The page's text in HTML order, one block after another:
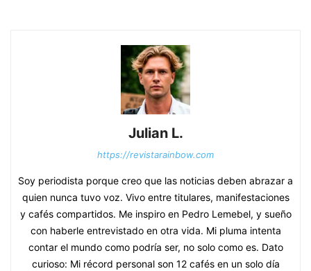
Julian L.
https://revistarainbow.com
Soy periodista porque creo que las noticias deben abrazar a
quien nunca tuvo voz. Vivo entre titulares, manifestaciones
y cafés compartidos. Me inspiro en Pedro Lemebel, y sueño
con haberle entrevistado en otra vida. Mi pluma intenta
contar el mundo como podría ser, no solo como es. Dato
curioso: Mi récord personal son 12 cafés en un solo día